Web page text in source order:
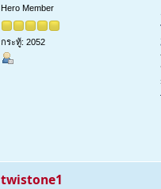
Hero Member
กระทู้: 2052
twistone1